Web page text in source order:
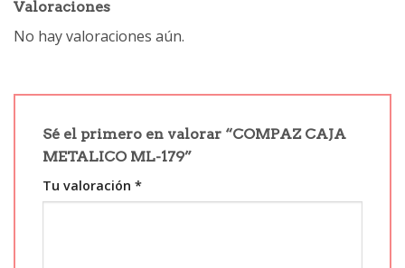
Valoraciones
No hay valoraciones aún.
Sé el primero en valorar “COMPAZ CAJA
METALICO ML-179”
Tu valoración *